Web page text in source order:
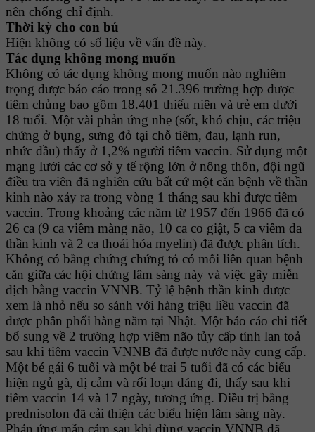
nên chống chỉ định.
Thời kỳ cho con bú
Hiện không có số liệu về vấn đề này.
Tác dụng không mong muốn
Không có tác dụng không mong muốn nào nghiêm
trọng được báo cáo trong số 21.396 trường hợp được
tiêm chủng bao gồm 18.401 thiếu niên và trẻ em dưới
18 tuổi. Một vài phản ứng nhẹ (sốt, khó chịu, các triệu
chứng ở bụng, sưng đỏ tại chỗ tiêm, đau, lạnh run,
nhức đầu) thấy ở 1,2% người tiêm vaccin. Sử dụng một
mạng lưới các cơ sở y tế rộng lớn ở nông thôn, đội ngũ
điều tra viên đã nghiên cứu bất cứ một căn bệnh về thần
kinh nào xảy ra trong vòng 1 tháng sau khi được tiêm
vaccin. Trong khoảng các năm từ 1957 đến 1966 đã có
26 ca (9 ca viêm màng não, 10 ca co giật, 5 ca viêm đa
thần kinh và 2 ca thoái hóa myelin) đã được phân tích.
Không có bằng chứng chứng tỏ có mối liên quan bệnh
căn giữa các hội chứng lâm sàng này và việc gây miễn
dịch bằng vaccin VNNB. Tỷ lệ bệnh thần kinh được
xem là nhỏ nếu so sánh với hàng triệu liều vaccin đã
được phân phối hàng năm tại Nhật. Một báo cáo chi tiết
bổ sung về 2 trường hợp viêm não tủy cấp tính lan toả
sau khi tiêm vaccin VNNB đã được nước này cung cấp.
Một bé gái 6 tuổi và một bé trai 5 tuổi đã có các biểu
hiện ngủ gà, dị cảm và rối loạn dáng đi, thấy sau khi
tiêm vaccin 14 và 17 ngày, tương ứng. Ðiều trị bằng
prednisolon đã cải thiện các biểu hiện lâm sàng này.
Phản ứng mẫn cảm sau khi dùng vaccin VNNB đã